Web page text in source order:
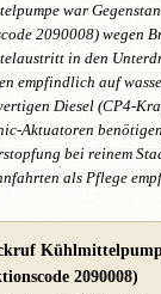
war
2090008) wegen
in den
empfindlich auf
Diesel (CP4-
Aktuatoren
bei reinem
als Pflege
2090008)